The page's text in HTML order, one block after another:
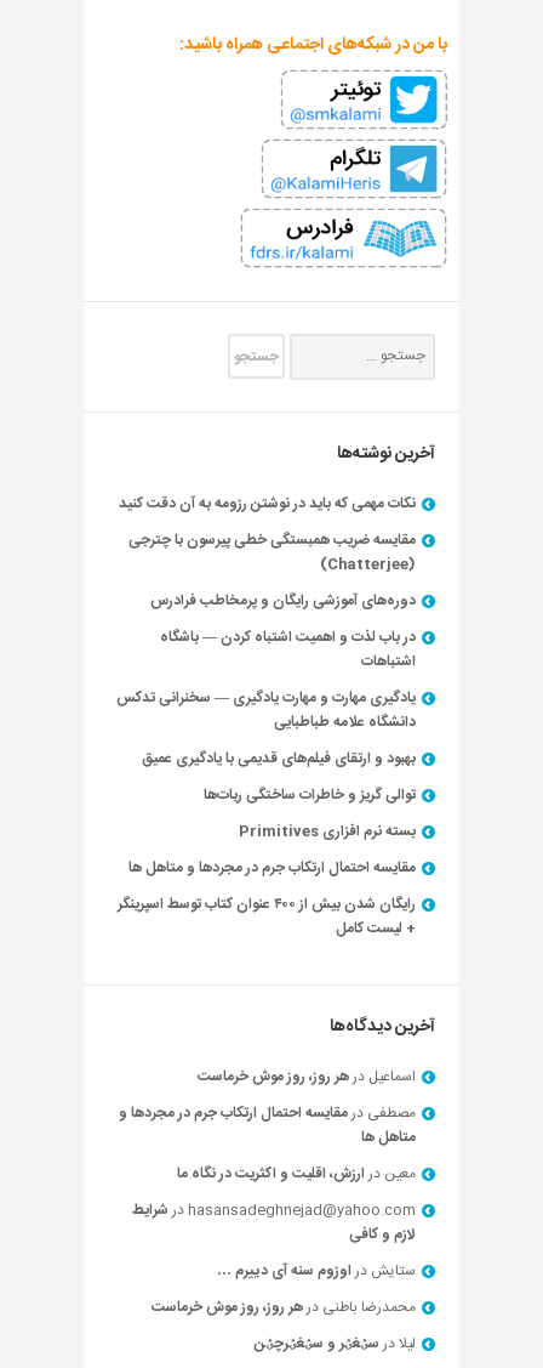
با من در شبکه‌های اجتماعی همراه باشید:
آخرین نوشته‌ها
نکات مهمی که باید در نوشتن رزومه به آن دقت کنید
مقایسه ضریب همبستگی خطی پیرسون با چترجی
(Chatterjee)
دوره‌های آموزشی رایگان و پرمخاطب فرادرس
در باب لذت و اهمیت اشتباه کردن — باشگاه
اشتباهات
یادگیری مهارت و مهارت یادگیری — سخنرانی تدکس
دانشگاه علامه طباطبایی
بهبود و ارتقای فیلم‌های قدیمی با یادگیری عمیق
توالی گریز و خاطرات ساختگی ربات‌ها
بسته نرم افزاری Primitives
مقایسه احتمال ارتکاب جرم در مجردها و متاهل ها
رایگان شدن بیش از ۴۰۰ عنوان کتاب توسط اسپرینگر
+ لیست کامل
آخرین دیدگاه‌ها
اسماعیل درهر روز، روز موش خرماست
مصطفی درمقایسه احتمال ارتکاب جرم در مجردها و
متاهل ها
معین درارزش، اقلیت و اکثریت در نگاه ما
hasansadeghnejad@yahoo.com درشرایط
لازم و کافی
ستایش دراوزوم سنه آی دییرم …
محمدرضا باطنی درهر روز، روز موش خرماست
لیلادرسؽغؽر و سؽغؽرچؽن